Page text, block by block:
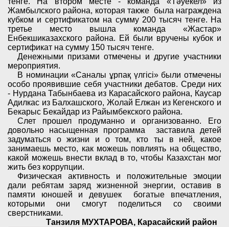
Жамбылского района, которая также была награждена
кубком и сертификатом на сумму 200 тысяч тенге. На
третье место вышла команда «Жастар»
Енбекшиказахского района. Ей были вручены кубок и
сертификат на сумму 150 тысяч тенге.
Денежными призами отмечены и другие участники
мероприятия.
В номинации «Саналы ұрпақ үлгісі» были отмечены
особо проявившие себя участники дебатов. Среди них
- Нурдана Табынбаева из Карасайского района, Каусар
Адилкас из Балхашского, Жолай Елжан из Кегенского и
Бекарыс Бекайдар из Райымбекского района.
Слет прошел продуманно и организованно. Его
довольно насыщенная программа
заставила детей
задуматься о жизни и о том, кто ты в ней, какое
занимаешь место, как можешь повлиять на общество,
какой можешь внести вклад в то, чтобы Казахстан мог
жить без коррупции.
Физическая активность и положительные эмоции
дали ребятам заряд жизненной энергии, оставив в
памяти юношей и девушек
богатые впечатления,
которыми они смогут поделиться со своими
сверстниками.
Танзиля МУХТАРОВА, Карасайский район